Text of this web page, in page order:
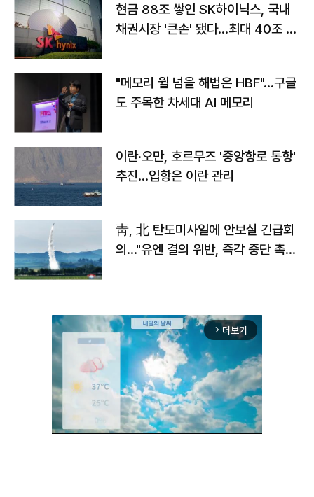
현금 88조 쌓인 SK하이닉스, 국내
채권시장 '큰손' 됐다…최대 40조 투
"메모리 월 넘을 해법은 HBF"…구글
도 주목한 차세대 AI 메모리
이란·오만, 호르무즈 '중앙항로 통항'
추진…입항은 이란 관리
靑, 北 탄도미사일에 안보실 긴급회
의…"유엔 결의 위반, 즉각 중단 촉
arrow_forward_ios 더보기